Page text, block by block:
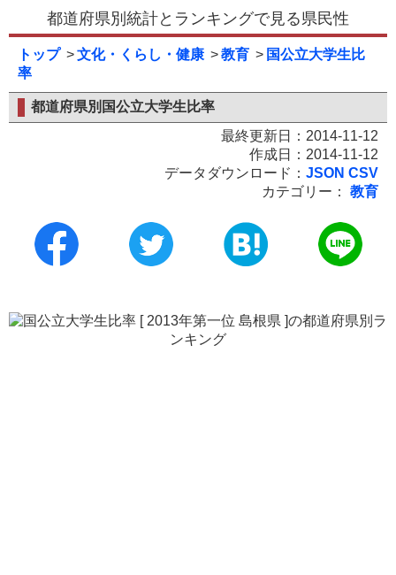
都道府県別統計とランキングで見る県民性
トップ 文化・くらし・健康 教育
国公立大学生比
率
都道府県別国公立大学生比率
最終更新日：2014-11-12
作成日：2014-11-12
データダウンロード： JSON CSV
カテゴリー：
教育